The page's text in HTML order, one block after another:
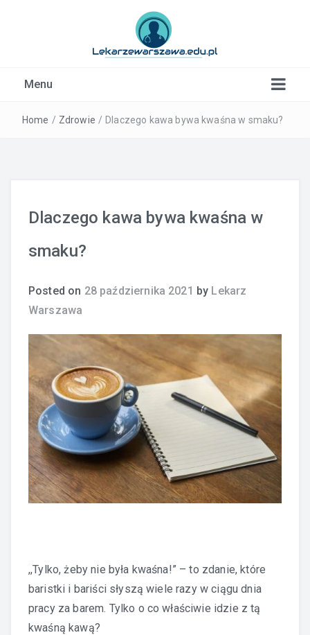
Menu
Home / Zdrowie / Dlaczego kawa bywa kwaśna w smaku?
Dlaczego kawa bywa kwaśna w
smaku?
Posted on 28 października 2021 by Lekarz
Warszawa
,,Tylko, żeby nie była kwaśna!” – to zdanie, które
baristki i bariści słyszą wiele razy w ciągu dnia
pracy za barem. Tylko o co właściwie idzie z tą
kwaśną kawą?